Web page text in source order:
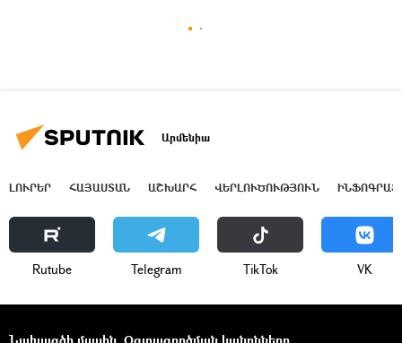
Արմենիա
ԼՈՒՐԵՐ ՀԱՅԱՍՏԱՆ ԱՇԽԱՐՀ ՎԵՐԼՈՒԾՈՒԹՅՈՒՆ
Rutube Telegram ТikТоk VK